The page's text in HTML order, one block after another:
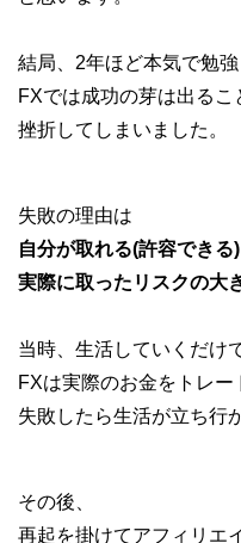
結局、2年ほど本気で勉強
FXでは成功の芽は出るこ
挫折してしまいました。
失敗の理由は
自分が取れる(許容できる
実際に取ったリスクの大
当時、生活していくだけ
FXは実際のお金をトレー
失敗したら生活が立ち行
その後、
再起を掛けてアフィリエ